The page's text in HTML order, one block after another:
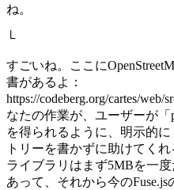
ね。
└
すごいね。ここに
書があるよ：
https://codeberg.org/cartes/web/
なたの作業が、ユーザーが「
を得られるように、明示的に
トリーを書かずに助けてく
ライブラリはまず5MBを一
あって、それから今の